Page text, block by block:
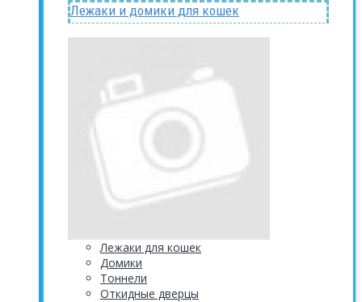
Лежаки и домики для кошек
Лежаки для кошек
Домики
Тоннели
Откидные дверцы